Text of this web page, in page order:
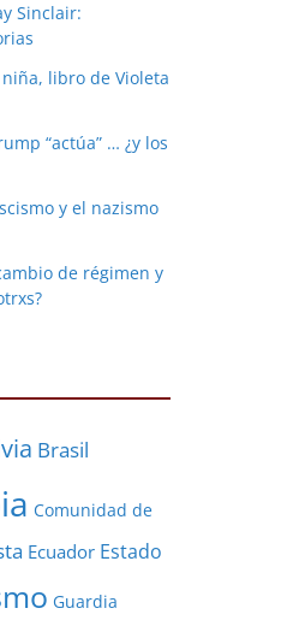
Sinclair:
libro de Violeta
“actúa” … ¿y los
y el nazismo
de régimen y
Brasil
Comunidad de
Ecuador Estado
Guardia